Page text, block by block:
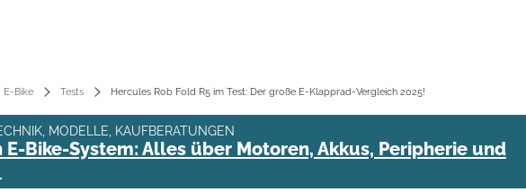
E-Bike Tests Hercules Rob Fold R5 im Test: Der große E-Klapprad-Vergleich 2025!
MODELLE, KAUFBERATUNGEN
E-Bike-System: Alles über Motoren, Akkus, Peripherie und